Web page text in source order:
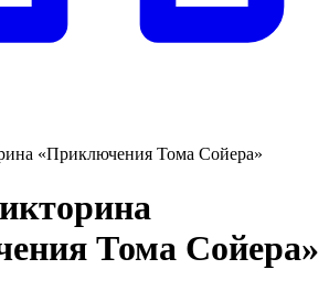
«Приключения Тома Сойера»
Тома Сойера»